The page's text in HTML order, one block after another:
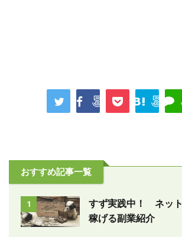
おすすめ記事一覧
1
すず実践中！ ネット
稼げる副業紹介